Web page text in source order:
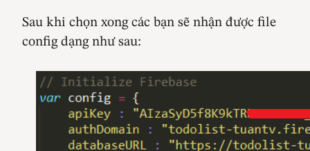
Sau khi chọn xong các bạn sẽ nhận được file
config dạng như sau: